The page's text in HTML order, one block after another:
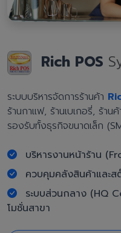
Rich POS
ระบบบริหารจัดการร้านค้า
ร้านกาแฟ, ร้านเบเกอรี่, ร้าน
รองรับทั้งธุรกิจขนาดเล็ก
บริหารงานหน้าร้าน
ควบคุมคลังสินค้าและส
ระบบส่วนกลาง (HQ
โมชั่นสาขา